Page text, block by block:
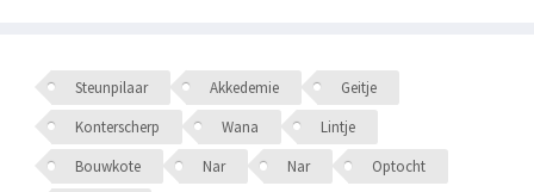
Steunpilaar Akkedemie
Geitje
Konterscherp
Wana
Lintje
Bouwkote
Nar Nar
Optocht